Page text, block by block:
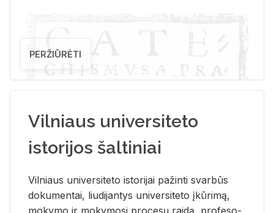
PERŽIŪRĖTI
Vilniaus universiteto
istorijos šaltiniai
Vil­niaus uni­ver­si­te­to is­to­ri­jai pa­žin­ti svar­būs
do­ku­men­tai, liu­di­jan­tys uni­ver­si­te­to įkū­ri­mą,
mo­ky­mo ir mo­ky­mo­si pro­ce­sų rai­dą, pro­fe­so­